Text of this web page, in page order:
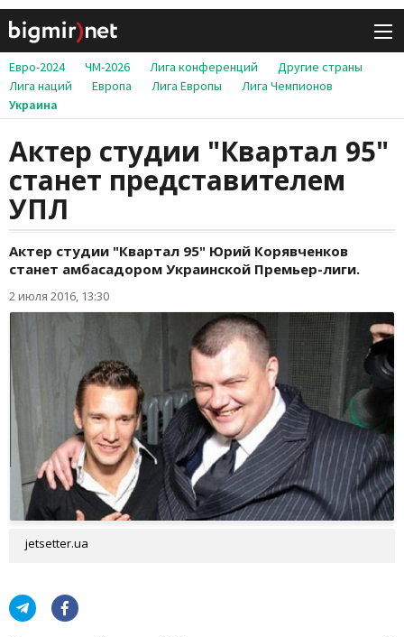
Евро-2024 ЧМ-2026 Лига конференций
Другие страны
Лига наций
Европа Лига Европы
Лига Чемпионов
Украина
Актер студии "Квартал 95"
станет представителем
УПЛ
Актер студии "Квартал 95" Юрий Корявченков
станет амбасадором Украинской Премьер-лиги.
2 июля 2016, 13:30
jetsetter.ua